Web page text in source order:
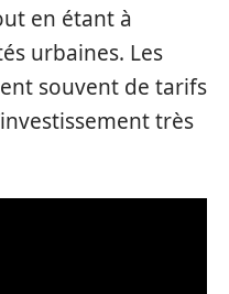
en étant à
urbaines. Les
souvent de tarifs
très